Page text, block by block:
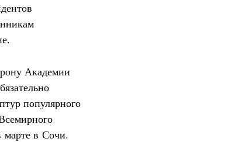
Академии
популярного
марте в Сочи.